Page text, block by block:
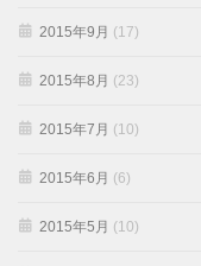
2015年9月 (17)
2015年8月 (23)
2015年7月 (10)
2015年6月 (6)
2015年5月 (10)